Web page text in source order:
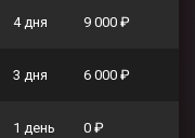
4 дня 9 000 ₽
3 дня 6 000 ₽
1 день 0 ₽